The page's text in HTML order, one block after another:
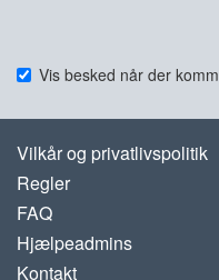
Vis besked når der
Vilkår og privatlivspolitik
Regler
FAQ
Hjælpeadmins
Kontakt